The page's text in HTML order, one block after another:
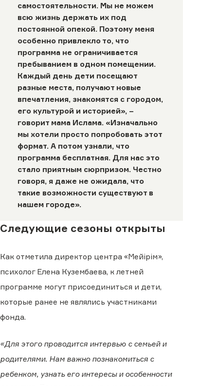
самостоятельности. Мы не можем
всю жизнь держать их под
постоянной опекой. Поэтому меня
особенно привлекло то, что
программа не ограничивается
пребыванием в одном помещении.
Каждый день дети посещают
разные места, получают новые
впечатления, знакомятся с городом,
его культурой и историей», –
говорит мама Ислама. «Изначально
мы хотели просто попробовать этот
формат. А потом узнали, что
программа бесплатная. Для нас это
стало приятным сюрпризом. Честно
говоря, я даже не ожидала, что
такие возможности существуют в
нашем городе».
Следующие сезоны открыты
Как отметила директор центра «Мейірім»,
психолог Елена Кузембаева, к летней
программе могут присоединиться и дети,
которые ранее не являлись участниками
фонда.
«Для этого проводится интервью с семьей и
родителями. Нам важно познакомиться с
ребенком, узнать его интересы и особенности